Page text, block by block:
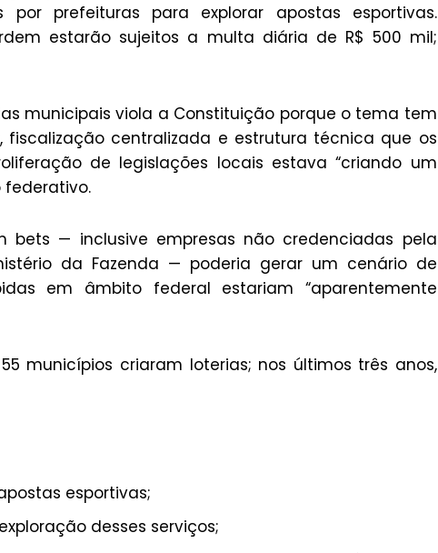
prefeituras para explorar apostas esportivas.
estarão sujeitos a multa diária de R$ 500 mil;
municipais viola a Constituição porque o tema tem
fiscalização centralizada e estrutura técnica que os
de legislações locais estava “criando um
federativo.
bets — inclusive empresas não credenciadas pela
da Fazenda — poderia gerar um cenário de
em âmbito federal estariam “aparentemente
municípios criaram loterias; nos últimos três anos,
esportivas;
desses serviços;